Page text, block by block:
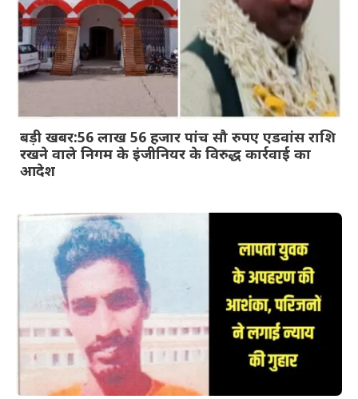
बड़ी खबर:56 लाख 56 हजार पांच सौ रुपए एडवांस राशि
रखने वाले निगम के इंजीनियर के विरुद्ध कार्रवाई का
आदेश